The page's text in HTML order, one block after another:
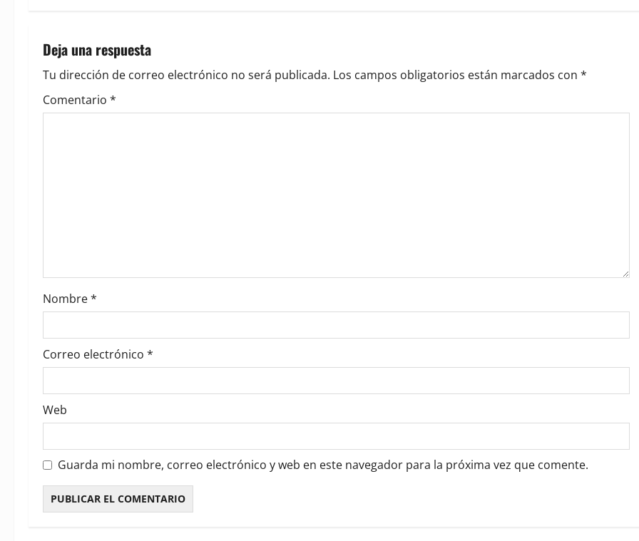
n
a
v
o
n
Deja una respuesta
Tu dirección de correo electrónico no será publicada. Los campos obligatorios están marcados con *
Comentario *
Nombre*
Correo electrónico *
Web
Guarda mi nombre, correo electrónico y web en este navegador para la próxima vez que comente.